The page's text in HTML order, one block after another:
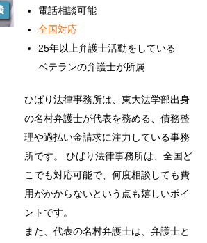
電話相談可能
全国対応
25年以上弁護士活動をしている
ベテランの弁護士が所属
ひばり法律事務所は、東大法学部出身
の名村弁護士が代表を務める、債務整
理や過払い金請求に注力している事務
所です。 ひばり法律事務所は、全国ど
こでも対応可能で、何度相談しても費
用がかからないという点も嬉しいポイ
ントです。
また、代表の名村弁護士は、弁護士と